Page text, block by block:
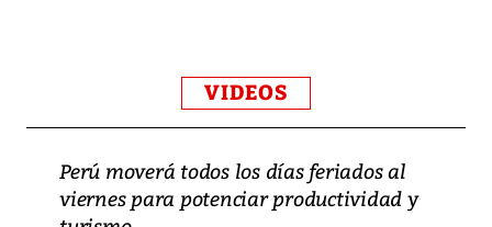
VIDEOS
Perú moverá todos los días feriados al
viernes para potenciar productividad y